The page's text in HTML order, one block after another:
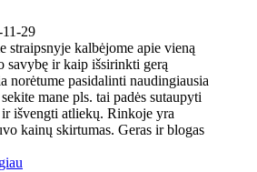
29
straipsnyje kalbėjome apie vieną
savybę ir kaip išsirinkti gerą
norėtume pasidalinti naudingiausia
mane pls. tai padės sutaupyti
išvengti atliekų. Rinkoje yra
kainų skirtumas. Geras ir blogas